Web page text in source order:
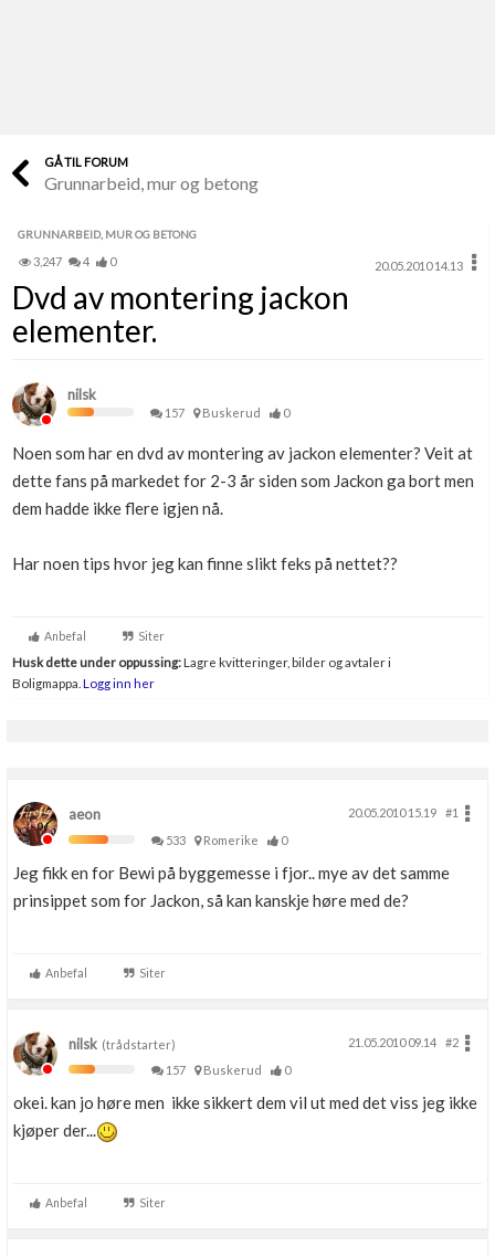
Finn håndverkere
Papirer som mangler
Skaff dokumentasjon som mangler
Se din bolig? Klikk her
Boligmappa+
GÅ TIL FORUM
Grunnarbeid, mur og betong
GRUNNARBEID, MUR OG BETONG
3,247 4 0 20.05.2010 14.13
Dvd av montering jackon
elementer.
nilsk
157 Buskerud 0
Noen som har en dvd av montering av jackon elementer? Veit at
dette fans på markedet for 2-3 år siden som Jackon ga bort men
dem hadde ikke flere igjen nå.
Har noen tips hvor jeg kan finne slikt feks på nettet??
Anbefal Siter
Husk dette under oppussing:Lagre kvitteringer, bilder og avtaler i
Boligmappa. Logg inn her
aeon 20.05.2010 15.19
#1
533
Romerike 0
Jeg fikk en for Bewi på byggemesse i fjor.. mye av det samme
prinsippet som for Jackon, så kan kanskje høre med de?
Anbefal Siter
nilsk (trådstarter) 21.05.2010 09.14
#2
157
Buskerud 0
okei. kan jo høre men ikke sikkert dem vil ut med det viss jeg ikke
kjøper der...
Anbefal Siter